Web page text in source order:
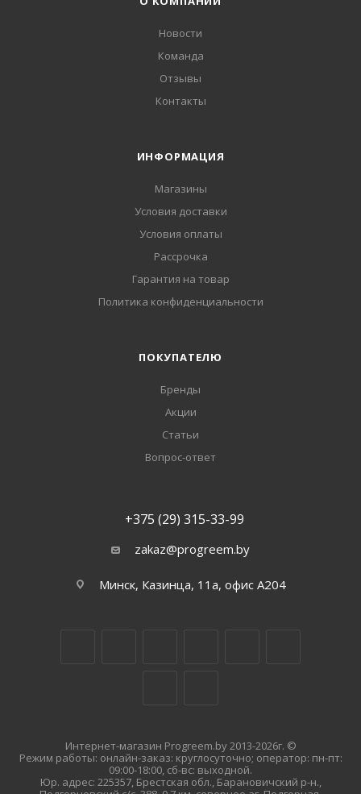
Новости
Команда
Отзывы
Контакты
ИНФОРМАЦИЯ
Магазины
Условия доставки
Условия оплаты
Рассрочка
Гарантия на товар
Политика конфиденциальности
ПОКУПАТЕЛЮ
Бренды
Акции
Статьи
Вопрос-ответ
+375 (29) 315-33-99
zakaz@progreem.by
Минск, Казинца, 11а, офис А204
Интернет-магазин Progreem.by 2013-2026г. ©
Режим работы: онлайн-заказ: круглосуточно; оператор: пн-пт:
09:00-18:00, сб-вс: выходной.
Юр. адрес: 225357, Брестская обл., Барановичский р-н.,